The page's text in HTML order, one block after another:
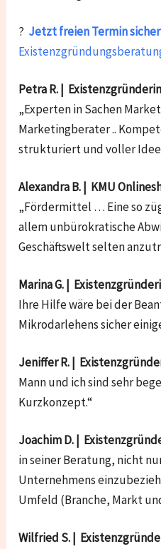
? Jetzt freien Termin
Petra R. |
„Experten in Sachen
Marketingberater ..
strukturiert und voller
Alexandra B. | KMU
„Fördermittel … Eine so
allem unbürokratische
Geschäftswelt selten
Marina G. |
Ihre Hilfe wäre bei der
Mikrodarlehens sicher
Jeniffer R. |
Mann und ich sind sehr
Kurzkonzept.“
Joachim D. |
in seiner Beratung, nicht
Unternehmens
Umfeld (Branche, Markt
Wilfried S. |